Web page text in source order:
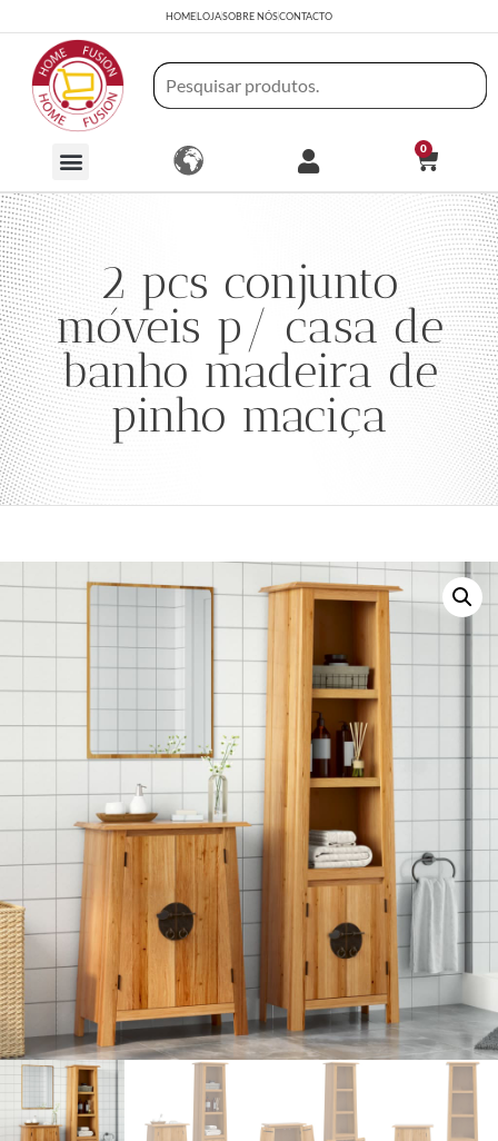
HOMELOJASOBRE NÓSCONTACTO
0
2 pcs conjunto
móveis p/ casa de
banho madeira de
pinho maciça